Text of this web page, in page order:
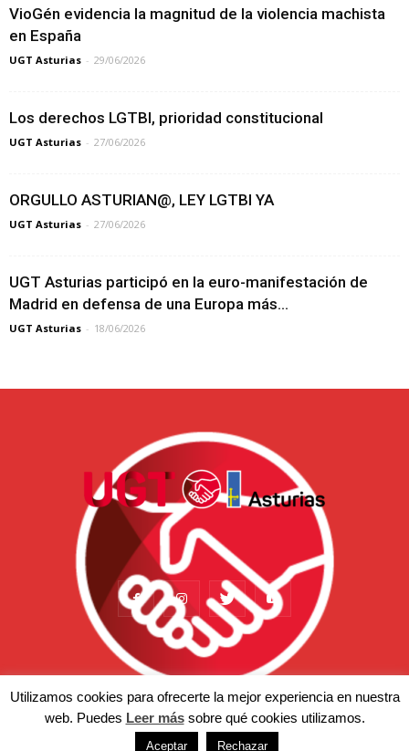
VioGén evidencia la magnitud de la violencia machista
en España
UGT Asturias - 29/06/2026
Los derechos LGTBI, prioridad constitucional
UGT Asturias - 27/06/2026
ORGULLO ASTURIAN@, LEY LGTBI YA
UGT Asturias - 27/06/2026
UGT Asturias participó en la euro-manifestación de
Madrid en defensa de una Europa más...
UGT Asturias - 18/06/2026
Actualidad Somos Temas Afiliación
Prensa
Utilizamos cookies para ofrecerte la mejor experiencia en nuestra
web. Puedes Leer mássobre qué cookies utilizamos.
Aceptar Rechazar